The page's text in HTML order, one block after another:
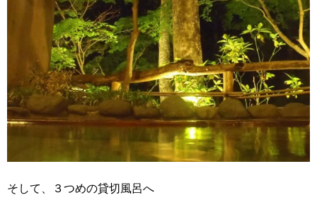
そして、３つめの貸切風呂へ